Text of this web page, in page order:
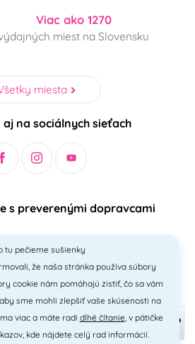
Viac ako 1270
miest na Slovensku
miesta
na sociálnych sieťach
s preverenými dopravcami
spôsob platieb
tu pečieme sušienky
že naša stránka používa súbory
cookie nám pomáhajú zistiť, čo sa vám
sme mohli zlepšiť vaše skúsenosti na
viac a máte radi dlhé čítanie, v pätičke
kde nájdete celý rad informácií.